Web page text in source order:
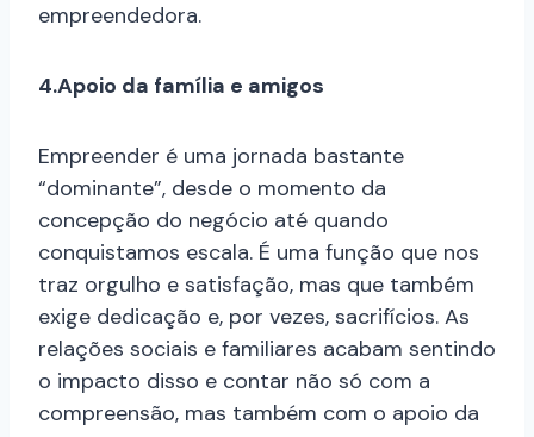
empreendedora.
4.Apoio da família e amigos
Empreender é uma jornada bastante
“dominante”, desde o momento da
concepção do negócio até quando
conquistamos escala. É uma função que nos
traz orgulho e satisfação, mas que também
exige dedicação e, por vezes, sacrifícios. As
relações sociais e familiares acabam sentindo
o impacto disso e contar não só com a
compreensão, mas também com o apoio da